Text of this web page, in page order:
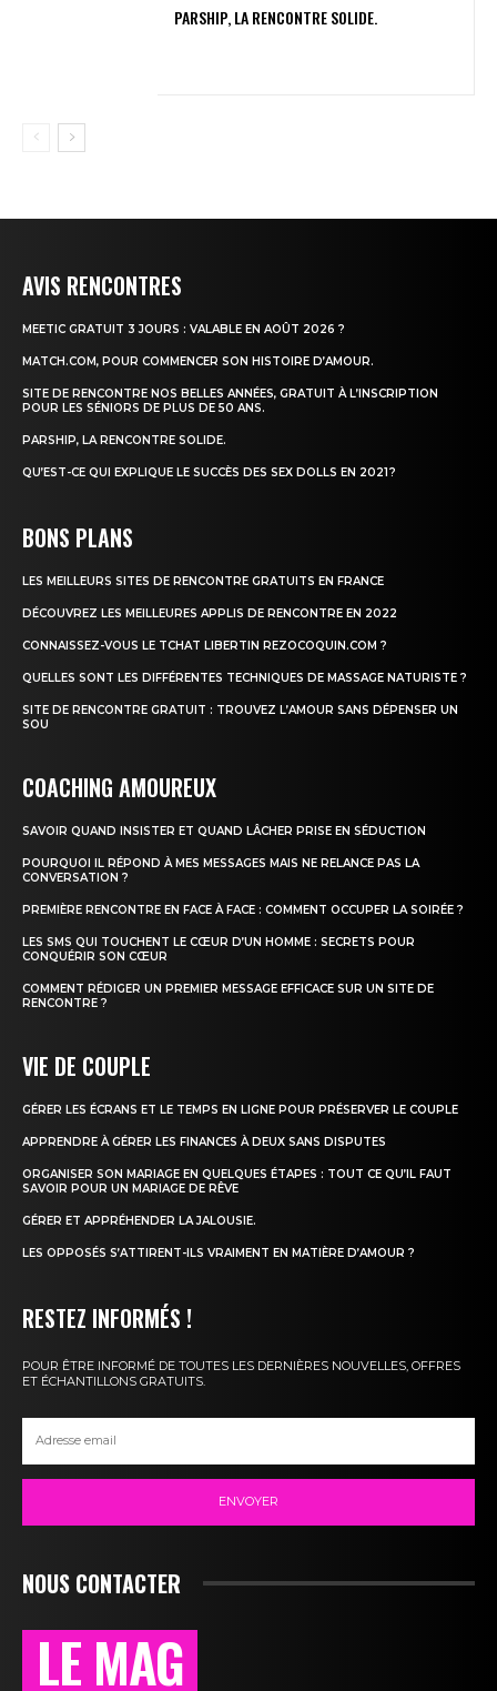
PARSHIP, LA RENCONTRE SOLIDE.
AVIS RENCONTRES
MEETIC GRATUIT 3 JOURS : VALABLE EN AOÛT 2026 ?
MATCH.COM, POUR COMMENCER SON HISTOIRE D’AMOUR.
SITE DE RENCONTRE NOS BELLES ANNÉES, GRATUIT À L’INSCRIPTION
POUR LES SÉNIORS DE PLUS DE 50 ANS.
PARSHIP, LA RENCONTRE SOLIDE.
QU’EST-CE QUI EXPLIQUE LE SUCCÈS DES SEX DOLLS EN 2021 ?
BONS PLANS
LES MEILLEURS SITES DE RENCONTRE GRATUITS EN FRANCE
DÉCOUVREZ LES MEILLEURES APPLIS DE RENCONTRE EN 2022
CONNAISSEZ-VOUS LE TCHAT LIBERTIN REZOCOQUIN.COM ?
QUELLES SONT LES DIFFÉRENTES TECHNIQUES DE MASSAGE NATURISTE ?
SITE DE RENCONTRE GRATUIT : TROUVEZ L’AMOUR SANS DÉPENSER UN
SOU
COACHING AMOUREUX
SAVOIR QUAND INSISTER ET QUAND LÂCHER PRISE EN SÉDUCTION
POURQUOI IL RÉPOND À MES MESSAGES MAIS NE RELANCE PAS LA
CONVERSATION ?
PREMIÈRE RENCONTRE EN FACE À FACE : COMMENT OCCUPER LA SOIRÉE ?
LES SMS QUI TOUCHENT LE CŒUR D’UN HOMME : SECRETS POUR
CONQUÉRIR SON CŒUR
COMMENT RÉDIGER UN PREMIER MESSAGE EFFICACE SUR UN SITE DE
RENCONTRE ?
VIE DE COUPLE
GÉRER LES ÉCRANS ET LE TEMPS EN LIGNE POUR PRÉSERVER LE COUPLE
APPRENDRE À GÉRER LES FINANCES À DEUX SANS DISPUTES
ORGANISER SON MARIAGE EN QUELQUES ÉTAPES : TOUT CE QU’IL FAUT
SAVOIR POUR UN MARIAGE DE RÊVE
GÉRER ET APPRÉHENDER LA JALOUSIE.
LES OPPOSÉS S’ATTIRENT-ILS VRAIMENT EN MATIÈRE D’AMOUR ?
RESTEZ INFORMÉS !
POUR ÊTRE INFORMÉ DE TOUTES LES DERNIÈRES NOUVELLES, OFFRES
ET ÉCHANTILLONS GRATUITS.
ENVOYER
NOUS CONTACTER
LE MAG